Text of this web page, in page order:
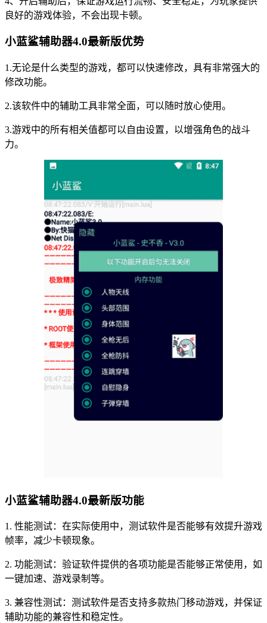
良好的游戏体验，不会出现卡顿。
小蓝鲨辅助器4.0最新版优势
1.无论是什么类型的游戏，都可以快速修改，具有非常强大的
修改功能。
2.该软件中的辅助工具非常全面，可以随时放心使用。
3.游戏中的所有相关值都可以自由设置，以增强角色的战斗
力。
小蓝鲨辅助器4.0最新版功能
1. 性能测试：在实际使用中，测试软件是否能够有效提升游戏
帧率，减少卡顿现象。
2. 功能测试：验证软件提供的各项功能是否能够正常使用，如
一键加速、游戏录制等。
3. 兼容性测试：测试软件是否支持多款热门移动游戏，并保证
辅助功能的兼容性和稳定性。